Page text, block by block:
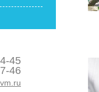
45
46